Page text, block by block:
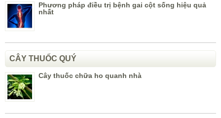
Phương pháp điều trị bệnh gai cột sống hiệu quả
nhất
CÂY THUỐC QUÝ
Cây thuốc chữa ho quanh nhà